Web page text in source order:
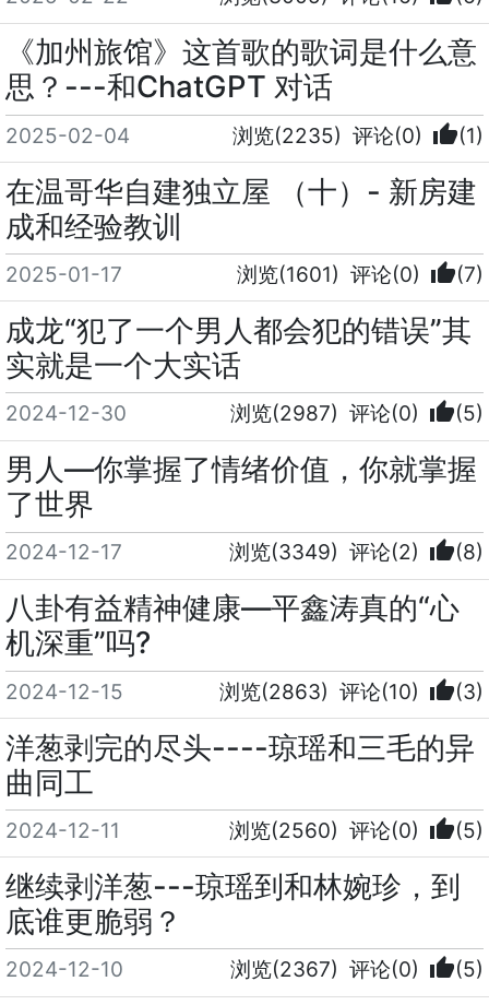
《加州旅馆》这首歌的歌词是什么意
思？---和ChatGPT 对话
2025-02-04 浏览(2235) 评论(0) thumb_up(1)
在温哥华自建独立屋 （十）- 新房建
成和经验教训
2025-01-17 浏览(1601) 评论(0) thumb_up(7)
成龙“犯了一个男人都会犯的错误”其
实就是一个大实话
2024-12-30 浏览(2987) 评论(0) thumb_up(5)
男人—你掌握了情绪价值，你就掌握
了世界
2024-12-17 浏览(3349) 评论(2) thumb_up(8)
八卦有益精神健康—平鑫涛真的“心
机深重”吗?
2024-12-15 浏览(2863) 评论(10) thumb_up(3)
洋葱剥完的尽头----琼瑶和三毛的异
曲同工
2024-12-11 浏览(2560) 评论(0) thumb_up(5)
继续剥洋葱---琼瑶到和林婉珍，到
底谁更脆弱？
2024-12-10 浏览(2367) 评论(0) thumb_up(5)